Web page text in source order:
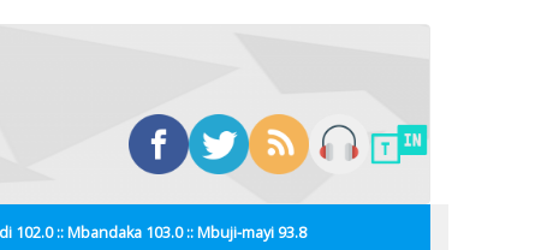
102.0 :: Mbandaka 103.0 :: Mbuji-mayi 93.8